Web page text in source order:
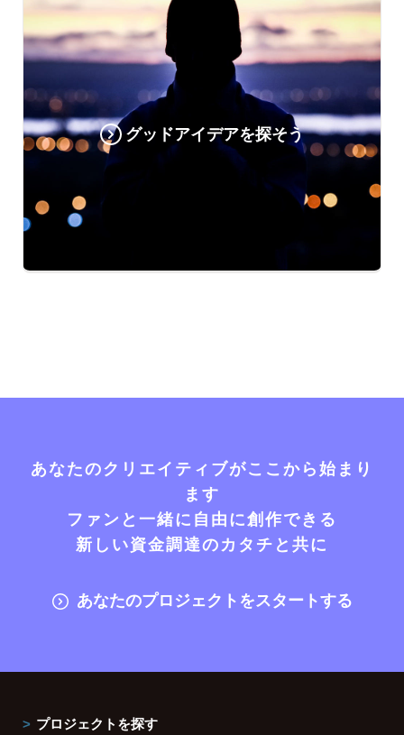
グッドアイデアを探そう
あなたのクリエイティブがここから始まり
ます
ファンと一緒に自由に創作できる
新しい資金調達のカタチと共に
あなたのプロジェクトをスタートする
プロジェクトを探す